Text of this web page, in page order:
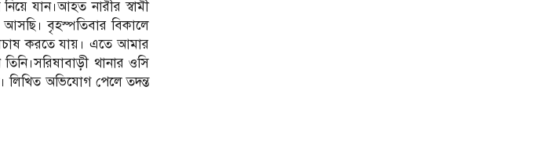
যান।আহত নারীর স্বামী
বৃহস্পতিবার বিকালে
করতে যায়। এতে আমার
থানার ওসি
লিখিত অভিযোগ পেলে তদন্ত